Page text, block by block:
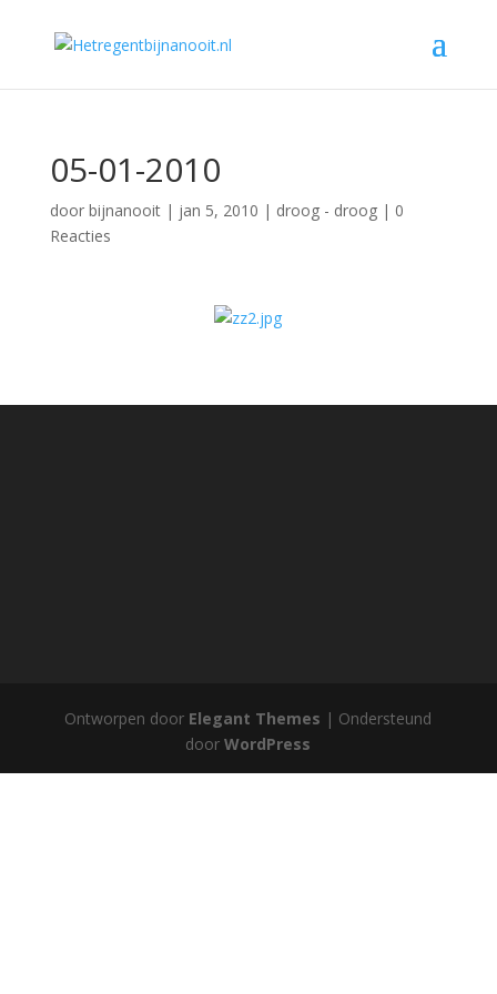
05-01-2010
door bijnanooit| jan 5, 2010 | droog - droog| 0
Reacties
Ontworpen door Elegant Themes | Ondersteund
doorWordPress